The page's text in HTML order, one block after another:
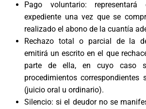
Pago voluntario:
expediente una vez que se
realizado el abono de la cuantía
Rechazo total o parcial de la
emitirá un escrito en el que
parte de ella, en cuyo caso
procedimientos correspondientes
(juicio oral u ordinario).
Silencio: si el deudor no se